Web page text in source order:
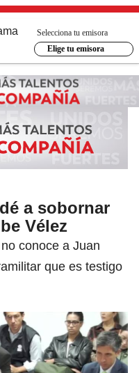
Selecciona tu emisora
Elige tu emisora
a sobornar
Vélez
conoce a Juan
que es testigo